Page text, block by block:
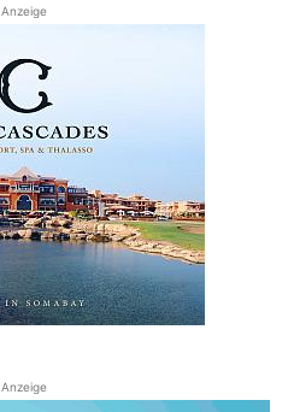
Anzeige
Anzeige